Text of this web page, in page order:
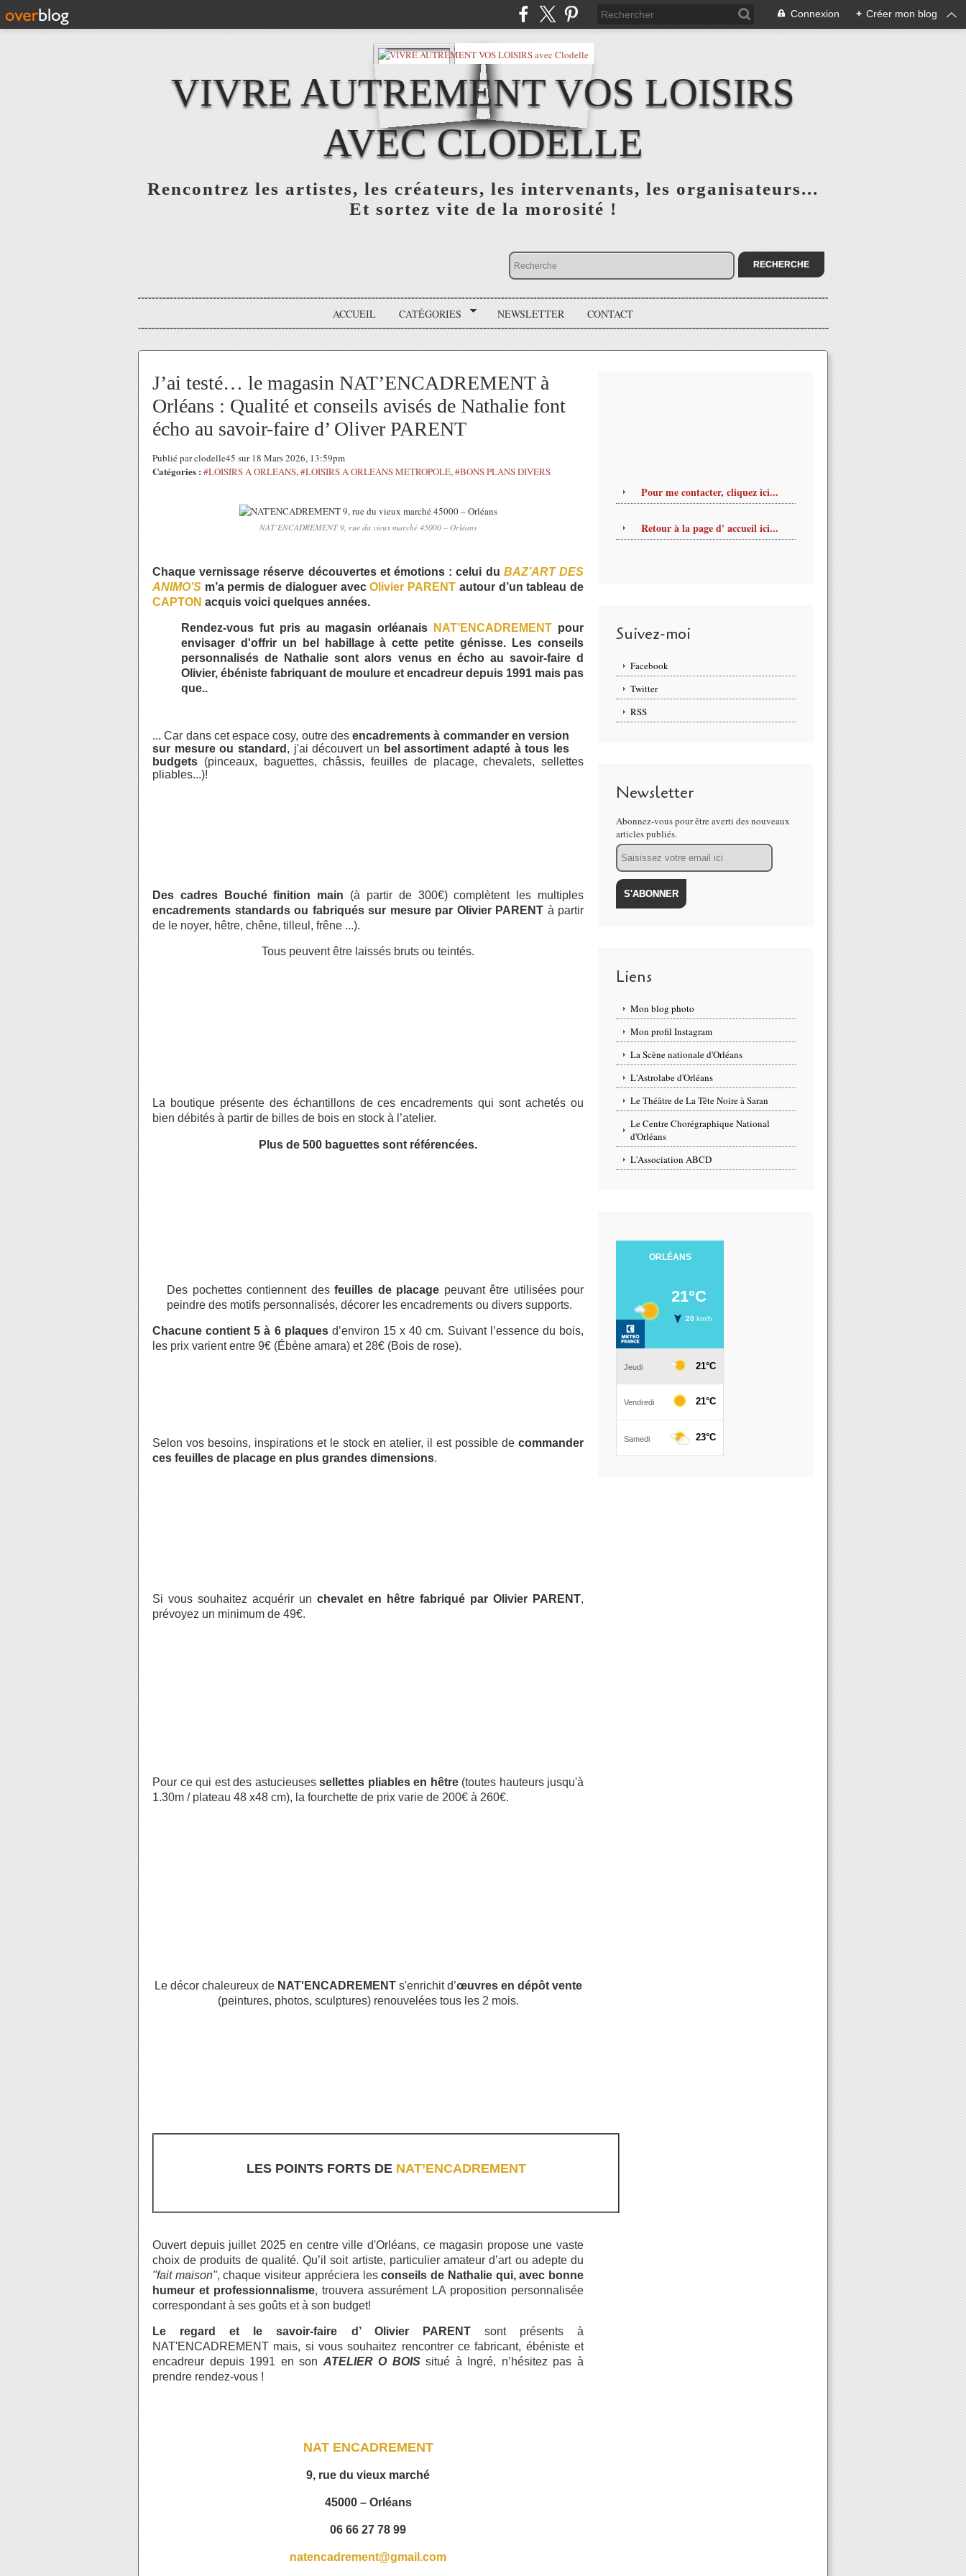
Connexion + Créer mon blog
VIVRE AUTREMENT VOS LOISIRS
AVEC CLODELLE
Rencontrez les artistes, les créateurs, les intervenants, les organisateurs...
Et sortez vite de la morosité !
ACCUEIL CATÉGORIES NEWSLETTER CONTACT
J’ai testé… le magasin NAT’ENCADREMENT à
Orléans : Qualité et conseils avisés de Nathalie font
écho au savoir-faire d’ Oliver PARENT
Publié par clodelle45 sur 18 Mars 2026, 13:59pm
Catégories : #LOISIRS A ORLEANS,#LOISIRS A ORLEANS METROPOLE,#BONS PLANS DIVERS
NAT'ENCADREMENT 9, rue du vieux marché 45000 – Orléans
Chaque vernissage réserve découvertes et émotions : celui du BAZ’ART DES
ANIMO’S m’a permis de dialoguer avecOlivier PARENT autour d’un tableau de
CAPTON acquis voici quelques années.
Rendez-vous fut pris au magasin orléanais NAT’ENCADREMENT pour
envisager d'offrir un bel habillage à cette petite génisse. Les conseils
personnalisés de Nathalie sont alors venus en écho au savoir-faire d
Olivier, ébéniste fabriquant de moulure et encadreur depuis 1991 mais pas
que..
... Car dans cet espace cosy, outre des encadrements à commander en version
sur mesure ou standard , j'ai découvert un bel assortiment adapté à tous les
budgets (pinceaux, baguettes, châssis, feuilles de placage, chevalets, sellettes
pliables...)!
Des cadres Bouché finition main (à partir de 300€) complètent les multiples
encadrements standards ou fabriqués sur mesure par Olivier PARENT à partir
de le noyer, hêtre, chêne, tilleul, frêne ...).
Tous peuvent être laissés bruts ou teintés.
La boutique présente des échantillons de ces encadrements qui sont achetés ou
bien débités à partir de billes de bois en stock à l’atelier.
Plus de 500 baguettes sont référencées.
Des pochettes contiennent des feuilles de placage peuvant être utilisées pour
peindre des motifs personnalisés, décorer les encadrements ou divers supports.
Chacune contient 5 à 6 plaques d’environ 15 x 40 cm. Suivant l’essence du bois,
les prix varient entre 9€ (Ébène amara) et 28€ (Bois de rose).
Selon vos besoins, inspirations et le stock en atelier, il est possible de commander
ces feuilles de placage en plus grandes dimensions.
Si vous souhaitez acquérir un chevalet en hêtre fabriqué par Olivier PARENT,
prévoyez un minimum de 49€.
Pour ce qui est des astucieuses sellettes pliables en hêtre(toutes hauteurs jusqu'à
1.30m / plateau 48 x48 cm), la fourchette de prix varie de 200€ à 260€.
Le décor chaleureux de NAT'ENCADREMENTs'enrichit d’œuvres en dépôt vente
(peintures, photos, sculptures) renouvelées tous les 2 mois.
LES POINTS FORTS DE NAT’ENCADREMENT
Ouvert depuis juillet 2025 en centre ville d'Orléans, ce magasin propose une vaste
choix de produits de qualité. Qu’il soit artiste, particulier amateur d’art ou adepte du
"fait maison", chaque visiteur appréciera lesconseils de Nathalie qui, avec bonne
humeur et professionnalisme, trouvera assurément LA proposition personnalisée
correspondant à ses goûts et à son budget!
Le regard et le savoir-faire d’ Olivier PARENTsont présents à
NAT'ENCADREMENT mais, si vous souhaitez rencontrer ce fabricant, ébéniste et
encadreur depuis 1991 en son ATELIER O BOISsitué à Ingré, n’hésitez pas à
prendre rendez-vous !
NAT ENCADREMENT
9, rue du vieux marché
45000 – Orléans
06 66 27 78 99
natencadrement@gmail.com
Pour me contacter, cliquez ici...
Retour à la page d' accueil ici...
Suivez-moi
Facebook
Twitter
RSS
Newsletter
Abonnez-vous pour être averti des nouveaux
articles publiés.
Email
Liens
Mon blog photo
Mon profil Instagram
La Scène nationale d'Orléans
L'Astrolabe d'Orléans
Le Théâtre de La Tête Noire à Saran
Le Centre Chorégraphique National
d'Orléans
L'Association ABCD